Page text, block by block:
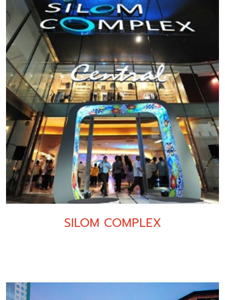
SILOM COMPLEX